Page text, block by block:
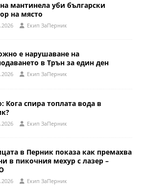
мантинела уби български
на място
Eкип ЗаПерник
е нарушаване на
в Трън за един ден
Eкип ЗаПерник
Кога спира топлата вода в
Eкип ЗаПерник
в Перник показа как премахва
в пикочния мехур с лазер –
Eкип ЗаПерник